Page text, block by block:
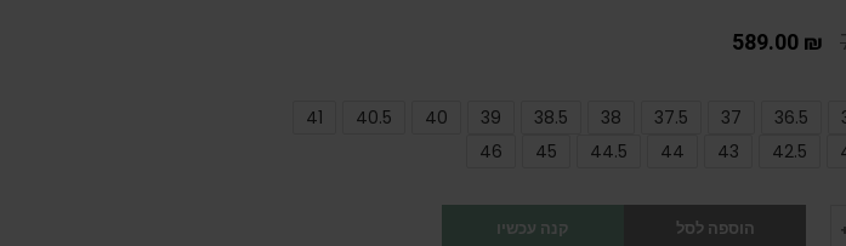
589.00 ₪
36.5
37
37.5
38
38.5
39
40
40.5
41
42.5
43
44
44.5
45
46
הוספה לסל קנה עכשיו